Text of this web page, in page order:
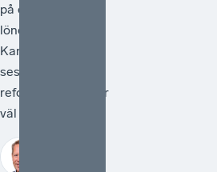
på de anställdas
lönebesked.
Kanske kan detta
ses som en liten
reform, men den är
väl så viktig.